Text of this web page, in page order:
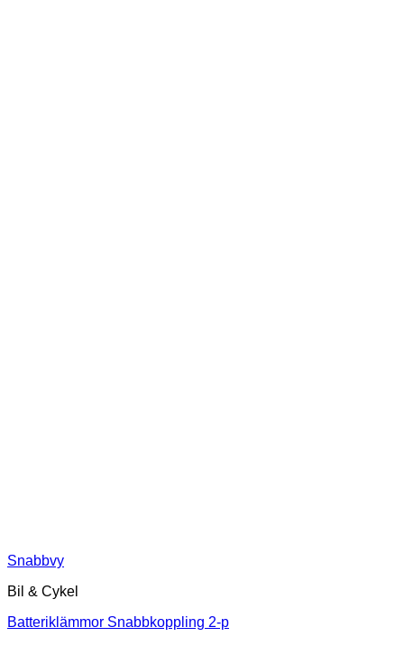
Snabbvy
Bil & Cykel
Batteriklämmor Snabbkoppling 2-p